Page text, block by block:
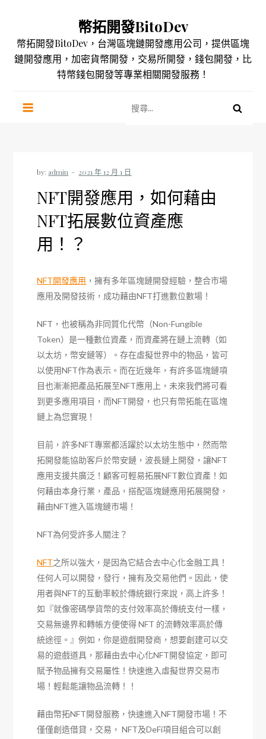
content
幣拓開發BitoDev
幣拓開發BitoDev，台灣區塊鏈開發應用公司，提供區塊
鏈開發應用，加密貨幣開發，交易所開發，錢包開發，比
特幣錢包開發等專業相關開發服務！
尋
by: admin
NFT開發應用，如何藉由
NFT拓展數位資產應
用！？
NFT開發應用 ，擁有多年區塊鏈開發經驗，整合市場
應用及開發技術，成功藉由NFT打進數位數場！
NFT，也被稱為非同質化代幣（Non-Fungible
Token）是一種數位資產，而資產將在鏈上流轉（如
以太坊，幣安鏈等）。存在虛擬世界中的物品，皆可
以使用NFT作為表示。而在近幾年，有許多區塊鏈項
目也漸漸把產品拓展至NFT應用上，未來我們將可看
到更多應用項目，而NFT開發，也只有幣拓能在區塊
鏈上為您實現！
目前，許多NFT專案都活躍於以太坊生態中，然而幣
拓開發能協助客戶於幣安鏈，波長鏈上開發，讓NFT
應用支援共廣泛！顧客可輕易拓展NFT數位資產！如
何藉由本身行業，產品，搭配區塊鏈應用拓展開發，
藉由NFT進入區塊鏈市場！
NFT為何受許多人關注？
NFT之所以強大，是因為它結合去中心化金融工具！
任何人可以開發，發行，擁有及交易他們。因此，使
用者與NFT的互動率較於傳統銀行來說，高上許多！
如『就像密碼學貨幣的支付效率高於傳統支付一樣，
交易無邊界和轉帳方便使得 NFT 的流轉效率高於傳
統途徑。』例如，你是遊戲開發商，想要創建可以交
易的遊戲道具，那藉由去中心化NFT開發協定，即可
賦予物品擁有交易屬性！快速進入虛擬世界交易市
場！輕鬆能讓物品流轉！！
藉由幣拓NFT開發服務，快速進入NFT開發市場！不
僅僅創造借貸，交易， NFT及DeFi項目組合可以創